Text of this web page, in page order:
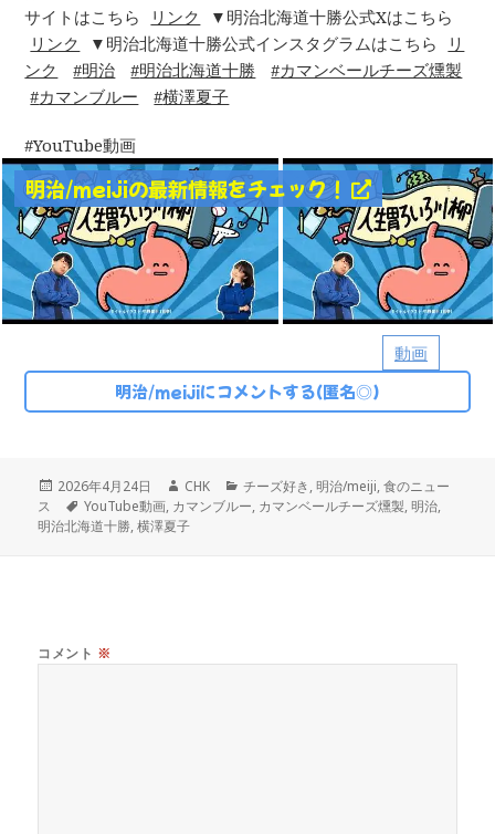
サイトはこちら
リンク
▼明治北海道十勝公式Xはこちら
リンク
▼明治北海道十勝公式インスタグラムはこちら
リ
ンク
明治 明治北海道十勝
カマンベールチーズ燻製
カマンブルー
横澤夏子
動画
YouTube動画
明治/meijiの最新情報をチェック！
明治/meijiにコメントする(匿名◎)
投
稿
日:
2026年4月24日
作
成
者
CHK
カ
テ
チーズ好き,明治/meiji,食のニュー
ス
タ
グ
YouTube動画, カマンブルー, カマンベールチーズ燻製,明治,
明治北海道十勝,横澤夏子
コメント ※